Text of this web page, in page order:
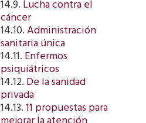
14.9.Lucha contra el
cáncer
14.10.Administración
sanitaria única
14.11.Enfermos
psiquiátricos
14.12.De la sanidad
privada
14.13.11 propuestas para